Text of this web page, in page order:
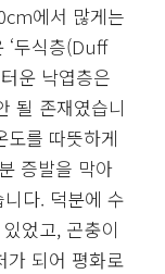
에서 많게는
‘두식층(Duff
운 낙엽층은
될 존재였습니
도를 따뜻하게
증발을 막아
다. 덕분에 수
었고, 곤충이
가 되어 평화로